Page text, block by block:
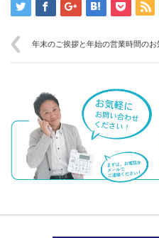
年末のご挨拶と年始の営業時間のお